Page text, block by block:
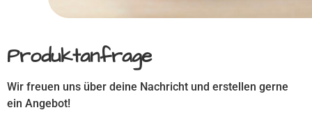
Produktanfrage
Wir freuen uns über deine Nachricht und erstellen gerne
ein Angebot!